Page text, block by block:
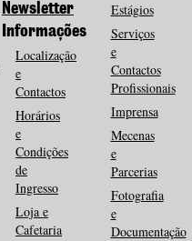
Newsletter
Informações
Localização
e
Contactos
Horários
e
Condições
de
Ingresso
Loja e
Cafetaria
Estágios
Serviços
e
Contactos
Profissionais
Imprensa
Mecenas
e
Parcerias
Fotografia
e
Documentação